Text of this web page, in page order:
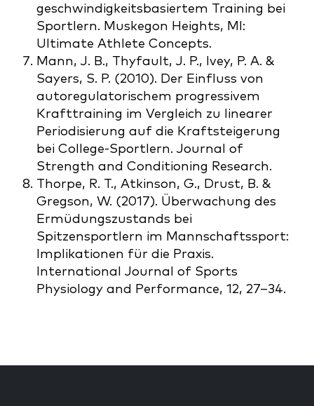
geschwindigkeitsbasiertem Training bei
Sportlern. Muskegon Heights, MI:
Ultimate Athlete Concepts.
Mann, J. B., Thyfault, J. P., Ivey, P. A. &
Sayers, S. P. (2010). Der Einfluss von
autoregulatorischem progressivem
Krafttraining im Vergleich zu linearer
Periodisierung auf die Kraftsteigerung
bei College-Sportlern. Journal of
Strength and Conditioning Research.
Thorpe, R. T., Atkinson, G., Drust, B. &
Gregson, W. (2017). Überwachung des
Ermüdungszustands bei
Spitzensportlern im Mannschaftssport:
Implikationen für die Praxis.
International Journal of Sports
Physiology and Performance, 12, 27–34.